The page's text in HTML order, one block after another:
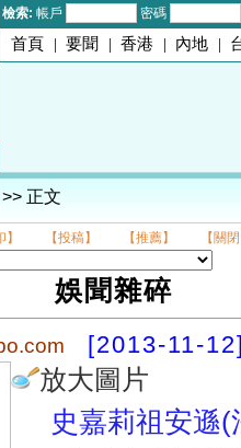
檢索: 帳戶 密碼
首頁 | 要聞 | 香港 | 內地 |
>> 正文
】 【投稿】 【推薦】 【關
娛聞雜碎
[2013-11-
放大圖片
史嘉莉祖安遜(